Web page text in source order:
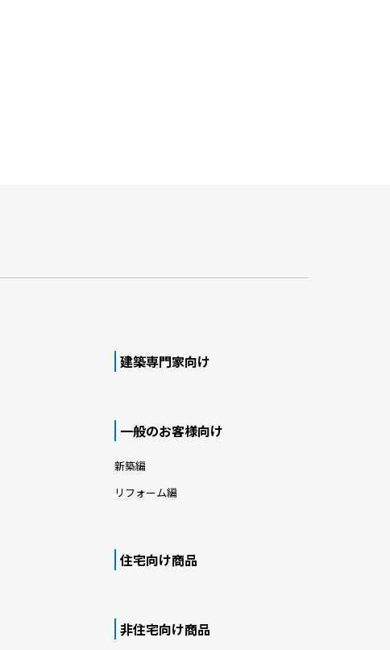
建築専門家向け
一般のお客様向け
新築編
リフォーム編
住宅向け商品
非住宅向け商品